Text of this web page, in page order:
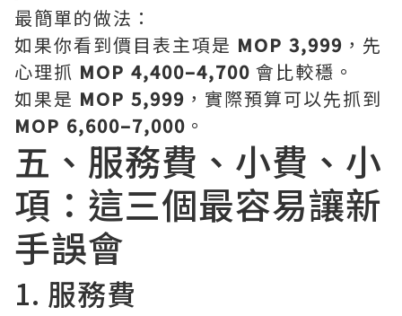
最簡單的做法：
如果你看到價目表主項是 MOP 3,999 ，先
心理抓 MOP 4,400–4,700 會比較穩。
如果是 MOP 5,999 ，實際預算可以先抓到
MOP 6,600–7,000 。
五、服務費、小費、小
項：這三個最容易讓新
手誤會
1. 服務費